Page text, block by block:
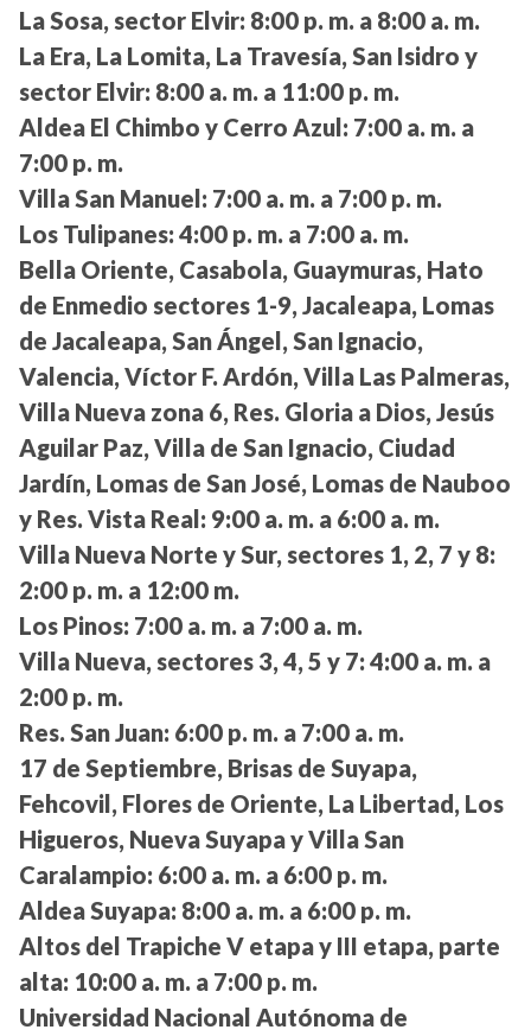
La Sosa, sector Elvir: 8:00 p. m. a 8:00 a. m.
La Era, La Lomita, La Travesía, San Isidro y
sector Elvir: 8:00 a. m. a 11:00 p. m.
Aldea El Chimbo y Cerro Azul: 7:00 a. m. a
7:00 p. m.
Villa San Manuel: 7:00 a. m. a 7:00 p. m.
Los Tulipanes: 4:00 p. m. a 7:00 a. m.
Bella Oriente, Casabola, Guaymuras, Hato
de Enmedio sectores 1-9, Jacaleapa, Lomas
de Jacaleapa, San Ángel, San Ignacio,
Valencia, Víctor F. Ardón, Villa Las Palmeras,
Villa Nueva zona 6, Res. Gloria a Dios, Jesús
Aguilar Paz, Villa de San Ignacio, Ciudad
Jardín, Lomas de San José, Lomas de Nauboo
y Res. Vista Real: 9:00 a. m. a 6:00 a. m.
Villa Nueva Norte y Sur, sectores 1, 2, 7 y 8:
2:00 p. m. a 12:00 m.
Los Pinos: 7:00 a. m. a 7:00 a. m.
Villa Nueva, sectores 3, 4, 5 y 7: 4:00 a. m. a
2:00 p. m.
Res. San Juan: 6:00 p. m. a 7:00 a. m.
17 de Septiembre, Brisas de Suyapa,
Fehcovil, Flores de Oriente, La Libertad, Los
Higueros, Nueva Suyapa y Villa San
Caralampio: 6:00 a. m. a 6:00 p. m.
Aldea Suyapa: 8:00 a. m. a 6:00 p. m.
Altos del Trapiche V etapa y III etapa, parte
alta: 10:00 a. m. a 7:00 p. m.
Universidad Nacional Autónoma de